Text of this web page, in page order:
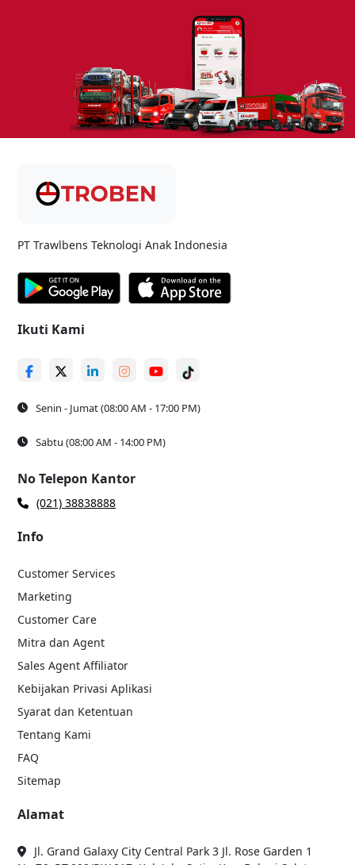
PT Trawlbens Teknologi Anak Indonesia
Ikuti Kami
Senin - Jumat (08:00 AM - 17:00 PM)
Sabtu (08:00 AM - 14:00 PM)
No Telepon Kantor
(021) 38838888
Info
Customer Services
Marketing
Customer Care
Mitra dan Agent
Sales Agent Affiliator
Kebijakan Privasi Aplikasi
Syarat dan Ketentuan
Tentang Kami
FAQ
Sitemap
Alamat
Jl. Grand Galaxy City Central Park 3 Jl. Rose Garden 1